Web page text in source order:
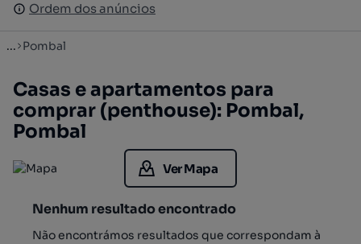
Ordem dos anúncios
Ordem dos anúncios
... Pombal
Casas e apartamentos para
comprar (penthouse): Pombal,
Pombal
Ver Mapa
Nenhum resultado encontrado
Não encontrámos resultados que correspondam à